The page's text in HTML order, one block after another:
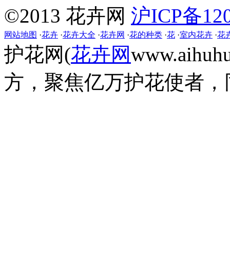
©2013 花卉网 沪ICP备
网站地图 ·花卉 ·花卉大全 ·花卉网 ·花的种类 ·花 ·室内花卉 ·花
护花网(花卉网
方，聚焦亿万护花使者